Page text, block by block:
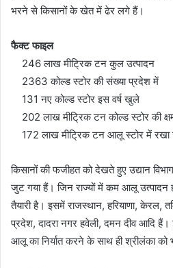
भरने से किसानों के खेत में ढेर लगे हैं।
फैक्ट फाइल
246 लाख मीट्रिक टन कुल उत्पादन
2363 कोल्ड स्टोर की संख्या प्रदेश में
131 नए कोल्ड स्टोर इस वर्ष खुले
202 लाख मीट्रिक टन कोल्ड स्टोर की
172 लाख मीट्रिक टन आलू स्टोर में रखा
किसानों की फजीहत को देखते हुए उद्यान
जुट गया हैं। जिन राज्यों में कम आलू उत्पादन
तैयारी है। इसमें राजस्थान, हरियाणा,
प्रदेश, दादरा नगर हवेली, दमन दीव आदि हैं।
आलू का निर्यात करने के साथ ही श्रीलंका को